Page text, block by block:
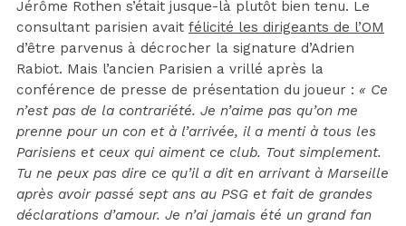
Jérôme Rothen s’était jusque-là plutôt bien tenu. Le
consultant parisien avait félicité les dirigeants de l’OM
d’être parvenus à décrocher la signature d’Adrien
Rabiot. Mais l’ancien Parisien a vrillé après la
conférence de presse de présentation du joueur : « Ce
n’est pas de la contrariété. Je n’aime pas qu’on me
prenne pour un con et à l’arrivée, il a menti à tous les
Parisiens et ceux qui aiment ce club. Tout simplement.
Tu ne peux pas dire ce qu’il a dit en arrivant à Marseille
après avoir passé sept ans au PSG et fait de grandes
déclarations d’amour. Je n’ai jamais été un grand fan